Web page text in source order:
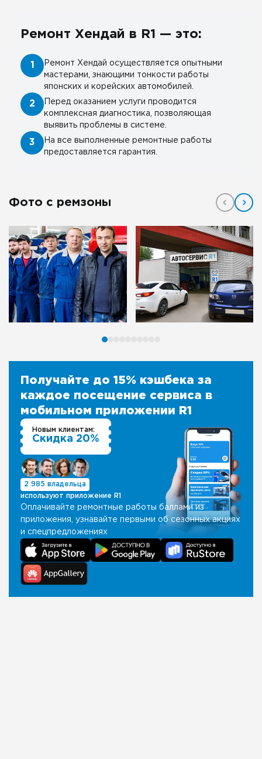
Ремонт Хендай в R1 — это:
1
Ремонт Хендай осуществляется опытными
мастерами, знающими тонкости работы
японских и корейских автомобилей.
2
Перед оказанием услуги проводится
комплексная диагностика, позволяющая
выявить проблемы в системе.
3
На все выполненные ремонтные работы
предоставляется гарантия.
Фото с ремзоны
Получайте до 15% кэшбека за
каждое посещение сервиса в
мобильном приложении R1
Оплачивайте ремонтные работы баллами из
приложения, узнавайте первыми об сезонных акциях
и спецпредложениях
Новым клиентам:
Скидка 20%
2 985 владельца
используют приложение R1